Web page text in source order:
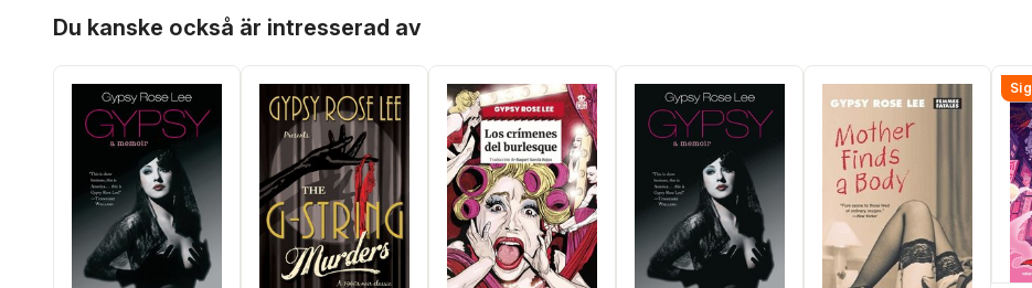
Du kanske också är intresserad av